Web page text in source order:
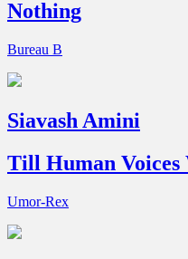
Nothing
Bureau B
Siavash Amini
Till Human Voices
Umor-Rex